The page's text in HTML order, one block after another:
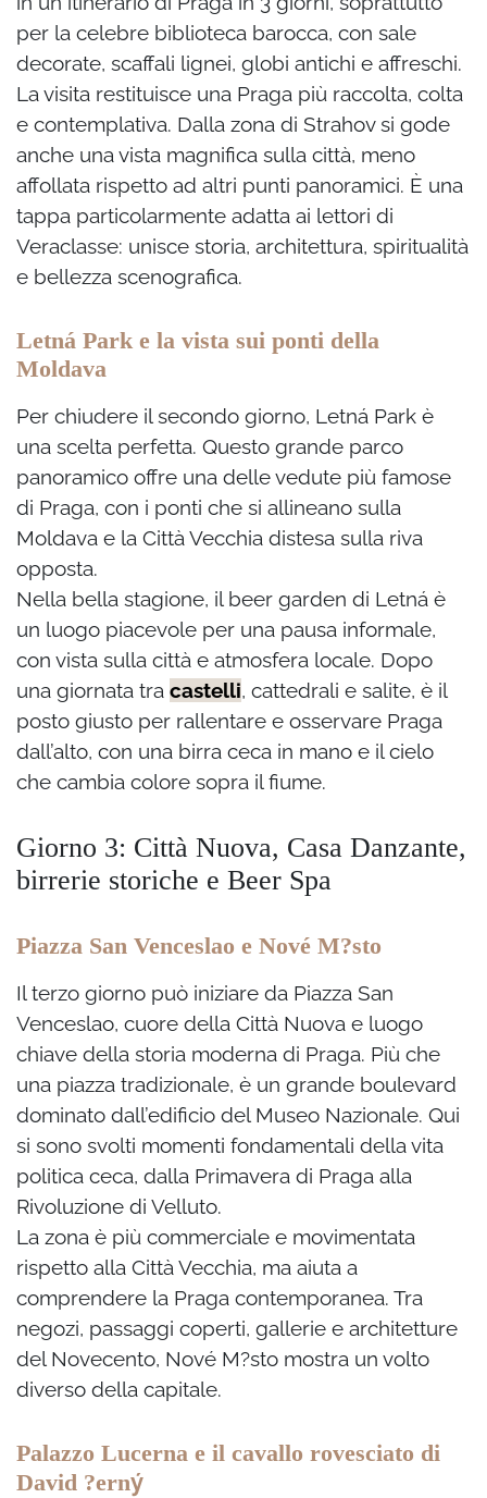
per la celebre biblioteca barocca, con sale
decorate, scaffali lignei, globi antichi e affreschi.
La visita restituisce una Praga più raccolta, colta
e contemplativa. Dalla zona di Strahov si gode
anche una vista magnifica sulla città, meno
affollata rispetto ad altri punti panoramici. È una
tappa particolarmente adatta ai lettori di
Veraclasse: unisce storia, architettura, spiritualità
e bellezza scenografica.
Letná Park e la vista sui ponti della
Moldava
Per chiudere il secondo giorno, Letná Park è
una scelta perfetta. Questo grande parco
panoramico offre una delle vedute più famose
di Praga, con i ponti che si allineano sulla
Moldava e la Città Vecchia distesa sulla riva
opposta.
Nella bella stagione, il beer garden di Letná è
un luogo piacevole per una pausa informale,
con vista sulla città e atmosfera locale. Dopo
una giornata tra castelli, cattedrali e salite, è il
posto giusto per rallentare e osservare Praga
dall’alto, con una birra ceca in mano e il cielo
che cambia colore sopra il fiume.
Giorno 3: Città Nuova, Casa Danzante,
birrerie storiche e Beer Spa
Piazza San Venceslao e Nové M?sto
Il terzo giorno può iniziare da Piazza San
Venceslao, cuore della Città Nuova e luogo
chiave della storia moderna di Praga. Più che
una piazza tradizionale, è un grande boulevard
dominato dall’edificio del Museo Nazionale. Qui
si sono svolti momenti fondamentali della vita
politica ceca, dalla Primavera di Praga alla
Rivoluzione di Velluto.
La zona è più commerciale e movimentata
rispetto alla Città Vecchia, ma aiuta a
comprendere la Praga contemporanea. Tra
negozi, passaggi coperti, gallerie e architetture
del Novecento, Nové M?sto mostra un volto
diverso della capitale.
Palazzo Lucerna e il cavallo rovesciato di
David ?erný